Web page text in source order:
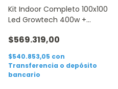
Kit Indoor Completo 100x100
Led Growtech 400w +
$569.319,00
$540.853,05 con
Transferencia o depósito
bancario